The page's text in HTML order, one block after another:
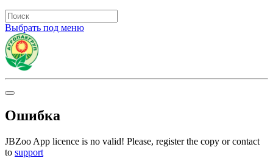
Выбрать под меню
Ошибка
JBZoo App licence is no valid! Please, register the copy or contact
to support